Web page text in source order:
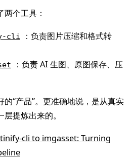
个工具：
cli
：负责图片压缩和格式转
：负责 AI 生图、原图保存、压
“产品”。更准确地说，是从真实
提炼出来的。
cli to imgasset: Turning